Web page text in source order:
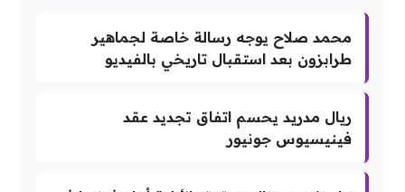
محمد صلاح يوجه رسالة خاصة لجماهير
طرابزون بعد استقبال تاريخي بالفيديو
ريال مدريد يحسم اتفاق تجديد عقد
فينيسيوس جونيور